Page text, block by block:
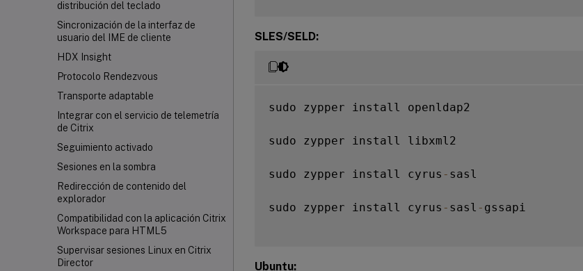
distribución del teclado
Sincronización de la interfaz de
usuario del IME de cliente
HDX Insight
Protocolo Rendezvous
Transporte adaptable
Integrar con el servicio de telemetría
de Citrix
Seguimiento activado
Sesiones en la sombra
Redirección de contenido del
explorador
Compatibilidad con la aplicación Citrix
Workspace para HTML5
Supervisar sesiones Linux en Citrix
Director
SLES/SELD:
sudo zypper install openldap2
sudo zypper install libxml2
sudo zypper install cyrus - sasl
sudo zypper install cyrus - sasl - gssapi
Ubuntu: